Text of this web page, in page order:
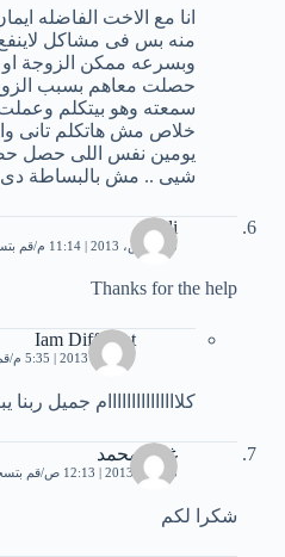
انا مع الاخت الفاضله
منه بس فى مشاكل
وبسرعه ممكن الزوجة
حصلت معاهم بسبب
سمعته وهو بيتكلم
خلاص مش هاتكلم تانى
يومين نفس اللى حصل
شيى .. مش بالبساطة دى
Ali
18 مارس، 2013 | 11:14 م قم
Thanks for the help
Iam Different
27 مايو، 2013 | 5:35 م
كلااااااااااااااام جميل
غادة محمد
3 يونيو، 2013 | 12:13 ص قم
شكرا لكم